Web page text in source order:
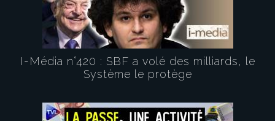
I-Média n°420 : SBF a volé des milliards, le
Système le protège